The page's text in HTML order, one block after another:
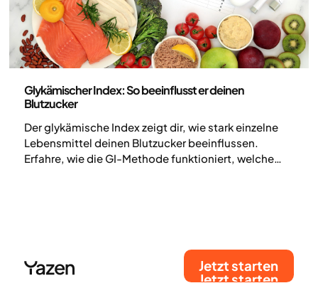
Glykämischer Index: So beeinflusst er deinen
Blutzucker
Der glykämische Index zeigt dir, wie stark einzelne
Lebensmittel deinen Blutzucker beeinflussen.
Erfahre, wie die GI-Methode funktioniert, welche
Jetzt starten
Jetzt starten